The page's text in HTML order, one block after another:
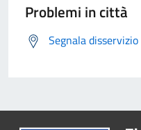
Problemi in città
Segnala disservizio